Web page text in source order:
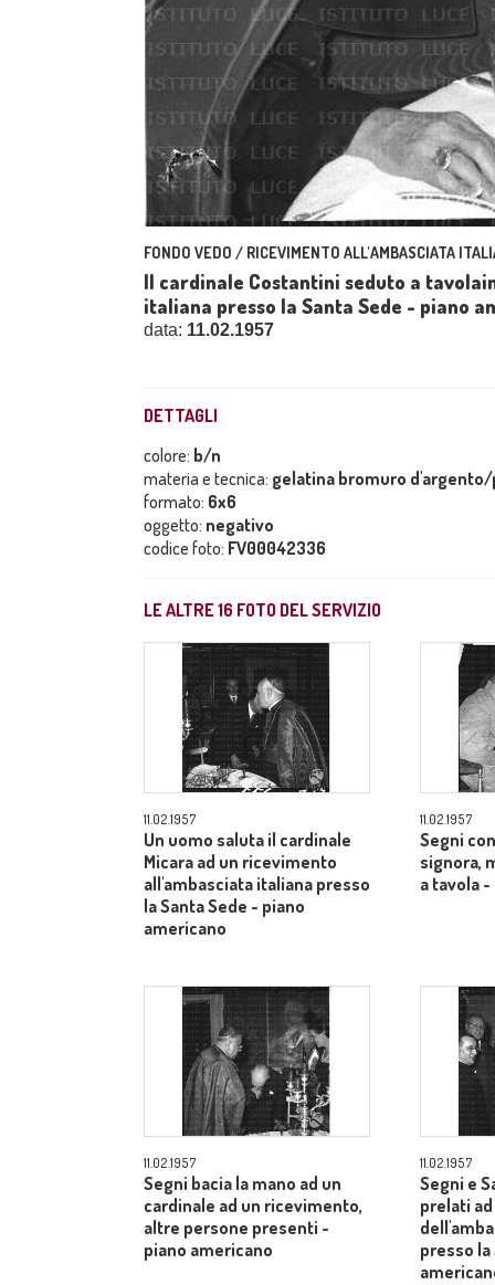
FONDO VEDO / RICEVIMENTO ALL'AMBASCIATA
Il cardinale Costantini seduto a
italiana presso la Santa Sede - piano
data: 11.02.1957
DETTAGLI
colore: b/n
materia e tecnica: gelatina bromuro
formato: 6x6
oggetto: negativo
codice foto: FV00042336
LE ALTRE16 FOTO DEL SERVIZIO
11.02.1957
Un uomo saluta il cardinale
Micara ad un ricevimento
all'ambasciata italiana presso
la Santa Sede - piano
americano
11.02.1957
Segni
signora,
a tavola
11.02.1957
Segni bacia la mano ad un
cardinale ad un ricevimento,
altre persone presenti -
piano americano
11.02.1957
Segni e
prelati
presso la